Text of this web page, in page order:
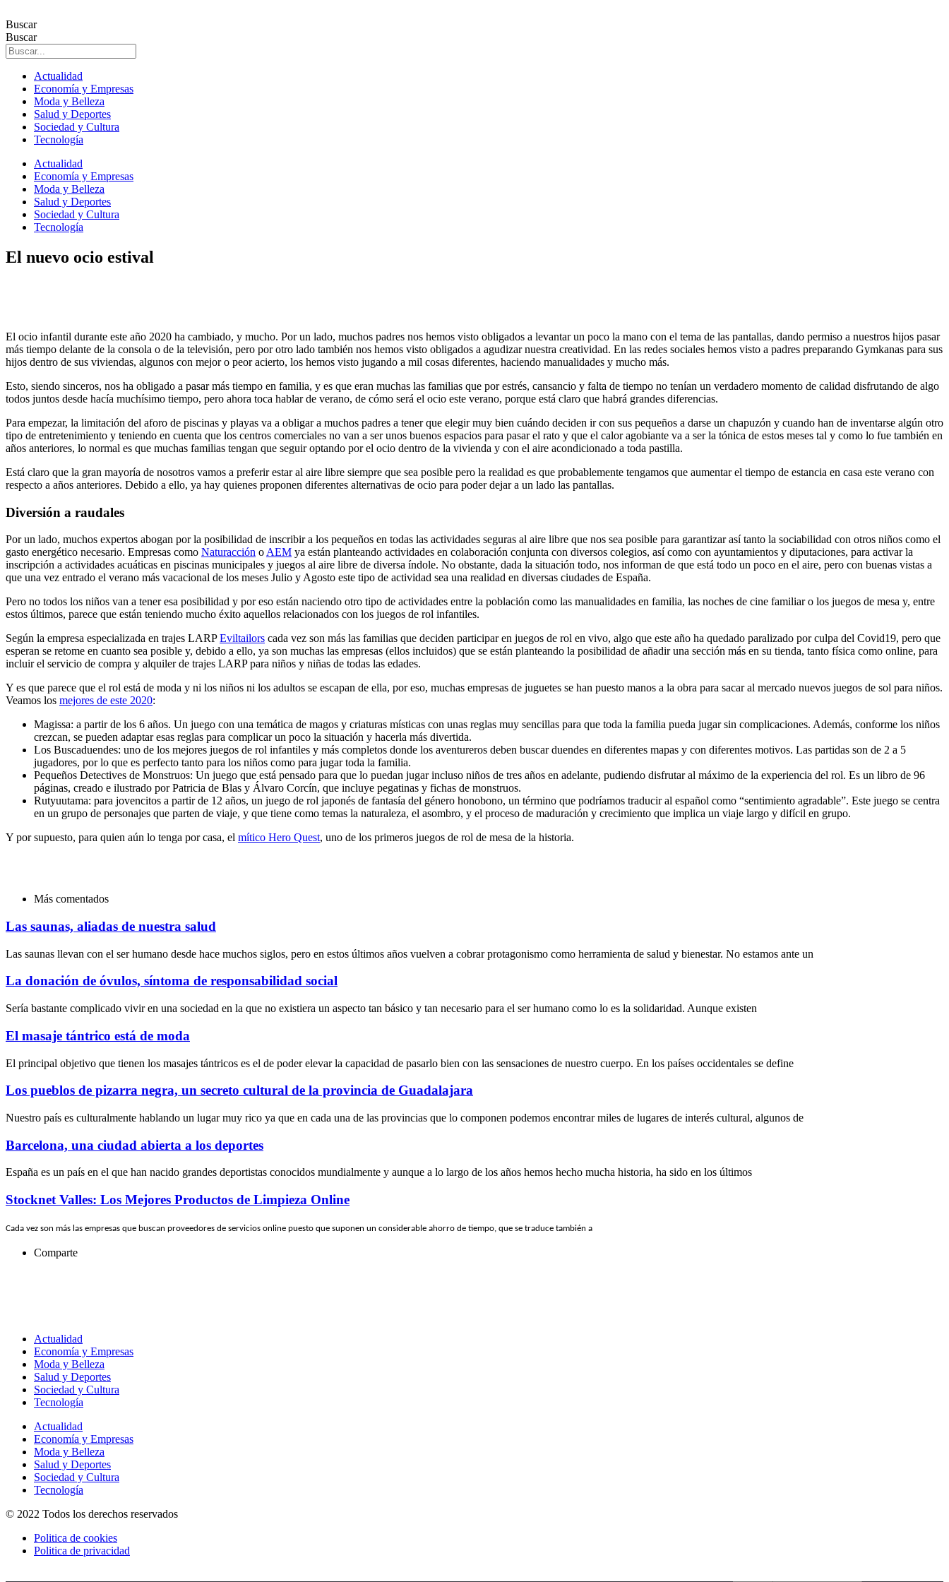
al
contenido
Buscar
Buscar
Actualidad
Economía y Empresas
Moda y Belleza
Salud y Deportes
Sociedad y Cultura
Tecnología
Actualidad
Economía y Empresas
Moda y Belleza
Salud y Deportes
Sociedad y Cultura
Tecnología
El nuevo ocio estival
El ocio infantil durante este año 2020 ha cambiado, y mucho. Por un lado, muchos padres nos hemos visto obligados a levantar un poco la mano con el tema de las pantallas, dando permiso a nuestros hijos pasar
más tiempo delante de la consola o de la televisión, pero por otro lado también nos hemos visto obligados a agudizar nuestra creatividad. En las redes sociales hemos visto a padres preparando Gymkanas para sus
hijos dentro de sus viviendas, algunos con mejor o peor acierto, los hemos visto jugando a mil cosas diferentes, haciendo manualidades y mucho más.
Esto, siendo sinceros, nos ha obligado a pasar más tiempo en familia, y es que eran muchas las familias que por estrés, cansancio y falta de tiempo no tenían un verdadero momento de calidad disfrutando de algo
todos juntos desde hacía muchísimo tiempo, pero ahora toca hablar de verano, de cómo será el ocio este verano, porque está claro que habrá grandes diferencias.
Para empezar, la limitación del aforo de piscinas y playas va a obligar a muchos padres a tener que elegir muy bien cuándo deciden ir con sus pequeños a darse un chapuzón y cuando han de inventarse algún otro
tipo de entretenimiento y teniendo en cuenta que los centros comerciales no van a ser unos buenos espacios para pasar el rato y que el calor agobiante va a ser la tónica de estos meses tal y como lo fue también en
años anteriores, lo normal es que muchas familias tengan que seguir optando por el ocio dentro de la vivienda y con el aire acondicionado a toda pastilla.
Está claro que la gran mayoría de nosotros vamos a preferir estar al aire libre siempre que sea posible pero la realidad es que probablemente tengamos que aumentar el tiempo de estancia en casa este verano con
respecto a años anteriores. Debido a ello, ya hay quienes proponen diferentes alternativas de ocio para poder dejar a un lado las pantallas.
Diversión a raudales
Por un lado, muchos expertos abogan por la posibilidad de inscribir a los pequeños en todas las actividades seguras al aire libre que nos sea posible para garantizar así tanto la sociabilidad con otros niños como el
gasto energético necesario. Empresas como Naturacción o AEM ya están planteando actividades en colaboración conjunta con diversos colegios, así como con ayuntamientos y diputaciones, para activar la
inscripción a actividades acuáticas en piscinas municipales y juegos al aire libre de diversa índole. No obstante, dada la situación todo, nos informan de que está todo un poco en el aire, pero con buenas vistas a
que una vez entrado el verano más vacacional de los meses Julio y Agosto este tipo de actividad sea una realidad en diversas ciudades de España.
Pero no todos los niños van a tener esa posibilidad y por eso están naciendo otro tipo de actividades entre la población como las manualidades en familia, las noches de cine familiar o los juegos de mesa y, entre
estos últimos, parece que están teniendo mucho éxito aquellos relacionados con los juegos de rol infantiles.
Según la empresa especializada en trajes LARPEviltailors cada vez son más las familias que deciden participar en juegos de rol en vivo, algo que este año ha quedado paralizado por culpa del Covid19, pero que
esperan se retome en cuanto sea posible y, debido a ello, ya son muchas las empresas (ellos incluidos) que se están planteando la posibilidad de añadir una sección más en su tienda, tanto física como online, para
incluir el servicio de compra y alquiler de trajes LARP para niños y niñas de todas las edades.
Y es que parece que el rol está de moda y ni los niños ni los adultos se escapan de ella, por eso, muchas empresas de juguetes se han puesto manos a la obra para sacar al mercado nuevos juegos de sol para niños.
Veamos los mejores de este 2020:
Magissa: a partir de los 6 años. Un juego con una temática de magos y criaturas místicas con unas reglas muy sencillas para que toda la familia pueda jugar sin complicaciones. Además, conforme los niños
crezcan, se pueden adaptar esas reglas para complicar un poco la situación y hacerla más divertida.
Los Buscaduendes: uno de los mejores juegos de rol infantiles y más completos donde los aventureros deben buscar duendes en diferentes mapas y con diferentes motivos. Las partidas son de 2 a 5
jugadores, por lo que es perfecto tanto para los niños como para jugar toda la familia.
Pequeños Detectives de Monstruos: Un juego que está pensado para que lo puedan jugar incluso niños de tres años en adelante, pudiendo disfrutar al máximo de la experiencia del rol. Es un libro de 96
páginas, creado e ilustrado por Patricia de Blas y Álvaro Corcín, que incluye pegatinas y fichas de monstruos.
Rutyuutama: para jovencitos a partir de 12 años, un juego de rol japonés de fantasía del género honobono, un término que podríamos traducir al español como “sentimiento agradable”. Este juego se centra
en un grupo de personajes que parten de viaje, y que tiene como temas la naturaleza, el asombro, y el proceso de maduración y crecimiento que implica un viaje largo y difícil en grupo.
Y por supuesto, para quien aún lo tenga por casa, el mítico Hero Quest, uno de los primeros juegos de rol de mesa de la historia.
Más comentados
Las saunas, aliadas de nuestra salud
Las saunas llevan con el ser humano desde hace muchos siglos, pero en estos últimos años vuelven a cobrar protagonismo como herramienta de salud y bienestar. No estamos ante un
La donación de óvulos, síntoma de responsabilidad social
Sería bastante complicado vivir en una sociedad en la que no existiera un aspecto tan básico y tan necesario para el ser humano como lo es la solidaridad. Aunque existen
El masaje tántrico está de moda
El principal objetivo que tienen los masajes tántricos es el de poder elevar la capacidad de pasarlo bien con las sensaciones de nuestro cuerpo. En los países occidentales se define
Los pueblos de pizarra negra, un secreto cultural de la provincia de Guadalajara
Nuestro país es culturalmente hablando un lugar muy rico ya que en cada una de las provincias que lo componen podemos encontrar miles de lugares de interés cultural, algunos de
Barcelona, una ciudad abierta a los deportes
España es un país en el que han nacido grandes deportistas conocidos mundialmente y aunque a lo largo de los años hemos hecho mucha historia, ha sido en los últimos
Stocknet Valles: Los Mejores Productos de Limpieza Online
Cada vez son más las empresas que buscan proveedores de servicios online puesto que suponen un considerable ahorro de tiempo, que se traduce también a
Comparte
Actualidad
Economía y Empresas
Moda y Belleza
Salud y Deportes
Sociedad y Cultura
Tecnología
Actualidad
Economía y Empresas
Moda y Belleza
Salud y Deportes
Sociedad y Cultura
Tecnología
© 2022 Todos los derechos reservados
Politica de cookies
Politica de privacidad